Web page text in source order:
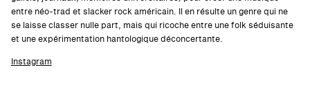
entre néo-trad et slacker rock américain. Il en résulte un genre qui ne
se laisse classer nulle part, mais qui ricoche entre une folk séduisante
et une expérimentation hantologique déconcertante.
Instagram